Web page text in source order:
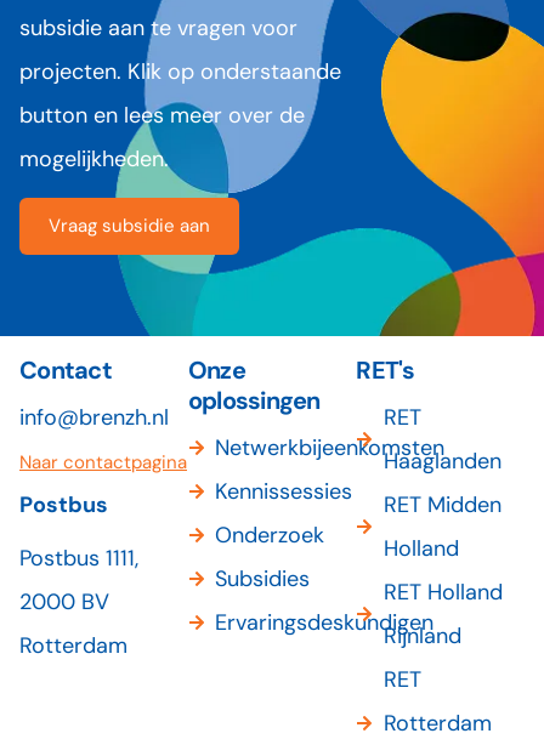
subsidie aan te vragen voor
projecten. Klik op onderstaande
button en lees meer over de
mogelijkheden.
Vraag subsidie aan
Contact
info@brenzh.nl
Naar contactpagina
Postbus
Postbus 1111,
2000 BV
Rotterdam
Onze
oplossingen
Netwerkbijeenkomsten
Kennissessies
Onderzoek
Subsidies
Ervaringsdeskundigen
RET's
RET
Haaglanden
RET Midden
Holland
RET Holland
Rijnland
RET
Rotterdam